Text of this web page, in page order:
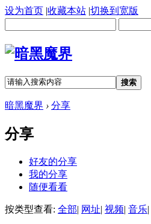
设为首页 |收藏本站 |切换到宽版
搜索
暗黑魔界 › 分享
分享
好友的分享
我的分享
随便看看
按类型查看: 全部| 网址| 视频| 音乐|